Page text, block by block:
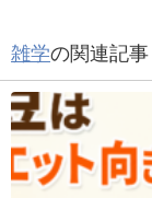
雑学の関連記事